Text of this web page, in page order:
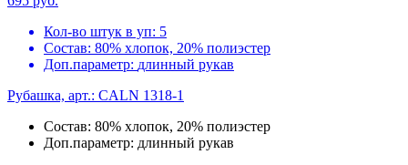
Кол-во штук в уп: 5
Состав: 80% хлопок, 20% полиэстер
Доп.параметр: длинный рукав
Рубашка, арт.: CALN 1318-1
Состав: 80% хлопок, 20% полиэстер
Доп.параметр: длинный рукав